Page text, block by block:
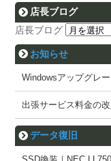
店長ブログ
店長ブログ
お知らせ
Windowsアップグレ
出張サービス料金の
データ復旧